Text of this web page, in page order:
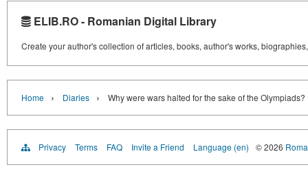
ELIB.RO - Romanian Digital Library
Create your author's collection of articles, books, author's works,
Home › Diaries › Why were wars halted for the sake of the Olympiads?
Privacy Terms FAQ Invite a Friend Language (en) © 2026